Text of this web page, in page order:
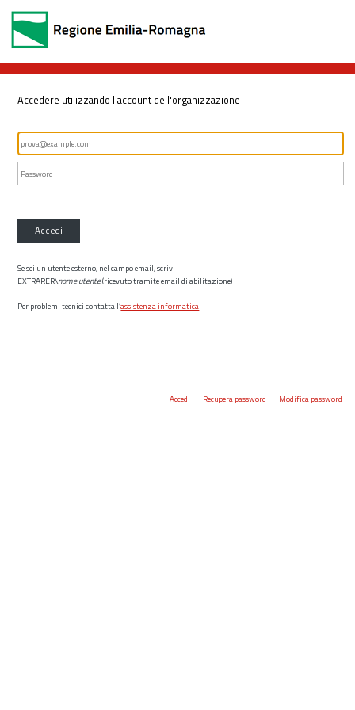
Accedere utilizzando l'account dell'organizzazione
Accedi
Se sei un utente esterno, nel campo email, scrivi
EXTRARER\nome utente(ricevuto tramite email di abilitazione)
Per problemi tecnici contatta l’assistenza informatica.
Accedi Recupera password Modifica password